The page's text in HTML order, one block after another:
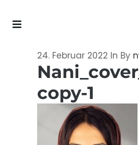
24. Februar 2022 In By
copy-1